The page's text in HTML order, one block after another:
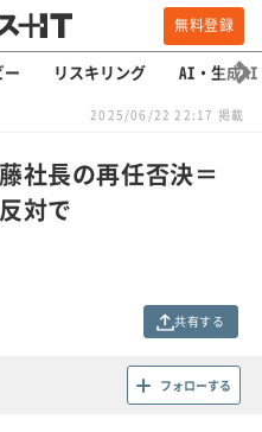
無料登録
ー リスキリング AI・生成AI
2025/06/22 22:17 掲載
社長の再任否決＝
対で
共有する
フォローする